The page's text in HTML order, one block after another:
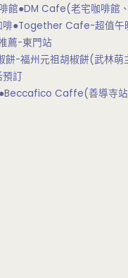
館●DM Cafe(老宅咖啡館
啡●Together Cafe-超值午
薦-東門站
餅-福州元祖胡椒餅(武林
訂
Caffe(善導寺